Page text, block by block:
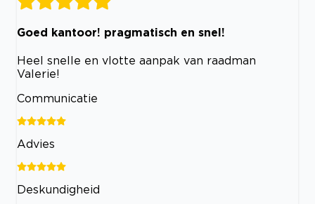
Goed kantoor! pragmatisch en snel!
Heel snelle en vlotte aanpak van raadman
Valerie!
Communicatie
Advies
Deskundigheid